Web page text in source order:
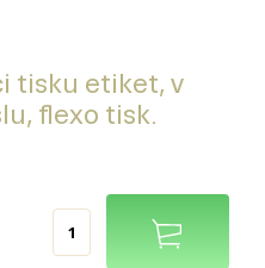
tisku etiket, v
flexo tisk.